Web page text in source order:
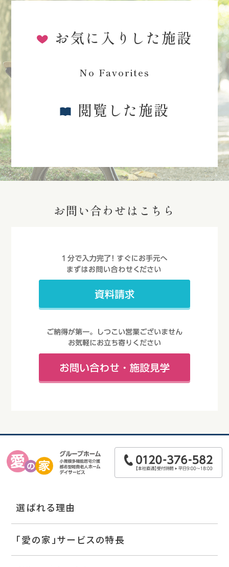
お気に入りした施設
No Favorites
閲覧した施設
お問い合わせはこちら
選ばれる理由
「愛の家」サービスの特長